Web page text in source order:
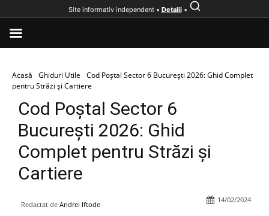
Acasă Ghiduri Utile
Cod Poștal Sector 6 București 2026: Ghid Complet
pentru Străzi și Cartiere
Cod Poștal Sector 6
București 2026: Ghid
Complet pentru Străzi și
Cartiere
Redactat de Andrei Iftode
14/02/2024
Site informativ independent • Detalii•